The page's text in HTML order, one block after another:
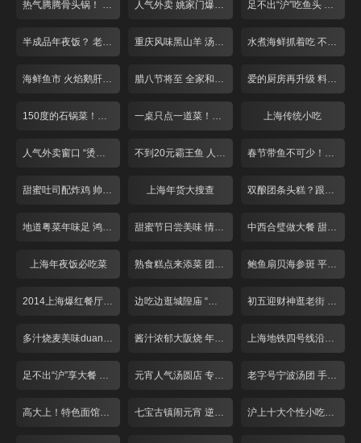
热气腾腾骨头锅！ 人均40就管饱！ 人气外卖 姚家门爆鱼付记鲜丸 足不出“沪”吃鱼头 冬季滋补第一汤！
半成品年夜饭？ 老牌饭店提前探！ 重庆风味黑山羊 汤锅干煸总相宜 水煮海鲜抓着吃 不装淑女做“汉子”
海鲜鱼市 火焰鹅肝牛排 腊八节将至 全家和美一碗粥 爱的厨房再升级 料理现场来求婚！
150度的石锅菜！这个冬天不怕冷！ 一桌只点一道菜！巨无霸牛排似“斧头” 上海传统小吃
人气外卖窗口 “烫手美食”买回家！ 不到20元霸王鱼 人均50一锅两吃！ 春节带鱼不可少！糟香风干自家做
甜蜜吐司配炸鸡 帅哥老板亲手做！ 上海年货大搜查 双酿团条头糕？跟上海阿姨学糕团！
地道粤菜年味足 鸿运当头好口彩 甜蜜节日尝美味 情人节前攻略多 中西合璧做大餐 甜蜜度过情人节！
上海年夜饭必吃菜 熟食糕点来添菜 团团圆圆庆新年 鲍鱼扇贝海参斑 平价海鲜吃过瘾！
2014上海爆红餐厅盘点 边吃边逛城隍庙 “飙”汁美味吃不停 初五迎财神逛老街 习俗美食吃起来
多汁烧麦美味duang不停 酱汁浓郁大阪烧 年糕也能玩拉丝 上海地铁四号线沿路美食大搜罗
足不出“沪”享大餐 全国各地家乡菜一网打尽！ 元宵人气汤圆店 专注手工十五年！ 老字号宁波汤团 手工现做日销5万只！
高大上！特色面馆点菜买单全自助 葱花香菜自由选 七宝古镇闹元宵 逆天炒汤圆又辣又脆 沪上十大个性小吃老板娘盘点